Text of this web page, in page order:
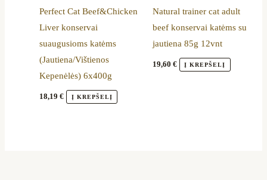
Perfect Cat Beef&Chicken
Liver konservai
suaugusioms katėms
(Jautiena/Vištienos
Kepenėlės) 6x400g
18,19€ Į KREPŠELĮ
Natural trainer cat adult
beef konservai katėms su
jautiena 85g 12vnt
19,60 € Į KREPŠELĮ